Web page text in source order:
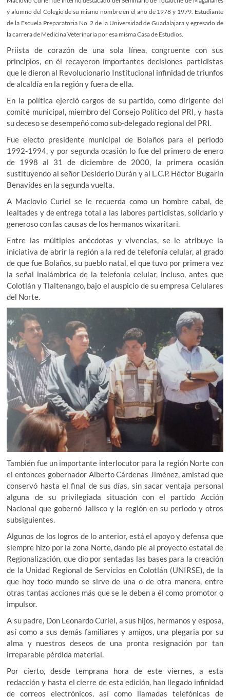
y alumno del Colegio de su mismo nombre en el año de 1978 y 1979. Estudiante
de la Escuela Preparatoria No. 2 de la Universidad de Guadalajara y egresado de
la carrera de Medicina Veterinaria por esa misma Casa de Estudios.
Priista de corazón de una sola línea, congruente con sus
principios, en él recayeron importantes decisiones partidistas
que le dieron al Revolucionario Institucional infinidad de triunfos
de alcaldía en la región y fuera de ella.
En la política ejerció cargos de su partido, como dirigente del
comité municipal, miembro del Consejo Político del PRI, y hasta
su deceso se desempeñó como sub-delegado regional del PRI.
Fue electo presidente municipal de Bolaños para el periodo
1992-1994, y por segunda ocasión lo fue del primero de enero
de 1998 al 31 de diciembre de 2000, la primera ocasión
sustituyendo al señor Desiderio Durán y al L.C.P. Héctor Bugarín
Benavides en la segunda vuelta.
A Maclovio Curiel se le recuerda como un hombre cabal, de
lealtades y de entrega total a las labores partidistas, solidario y
generoso con las causas de los hermanos wixaritari.
Entre las múltiples anécdotas y vivencias, se le atribuye la
iniciativa de abrir la región a la red de telefonía celular, al grado
de que fue Bolaños, su pueblo natal, el que tuvo por primera vez
la señal inalámbrica de la telefonía celular, incluso, antes que
Colotlán y Tlaltenango, bajo el auspicio de su empresa Celulares
del Norte.
También fue un importante interlocutor para la región Norte con
el entonces gobernador Alberto Cárdenas Jiménez, amistad que
conservó hasta el final de sus días, sin sacar ventaja personal
alguna de su privilegiada situación con el partido Acción
Nacional que gobernó Jalisco y la región en su periodo y otros
subsiguientes.
Algunos de los logros de lo anterior, está el apoyo y defensa que
siempre hizo por la zona Norte, dando pie al proyecto estatal de
Regionalización, que dio por sentadas las bases para la creación
de la Unidad Regional de Servicios en Colotlán (UNIRSE), de la
que hoy todo mundo se sirve de una o de otra manera, entre
otras tantas acciones más que se le deben a él como promotor o
impulsor.
A su padre, Don Leonardo Curiel, a sus hijos, hermanos y esposa,
así como a sus demás familiares y amigos, una plegaria por su
alma y nuestros deseos de una pronta resignación por tan
irreparable pérdida material.
Por cierto, desde temprana hora de este viernes, a esta
redacción y hasta el cierre de esta edición, han llegado infinidad
de correos electrónicos, así como llamadas telefónicas de